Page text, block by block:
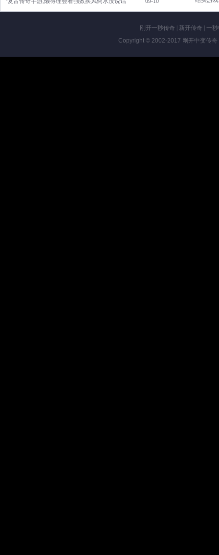
刚开一秒传奇 新开传奇
一
Copyright © 2002-2017 刚开中变传奇